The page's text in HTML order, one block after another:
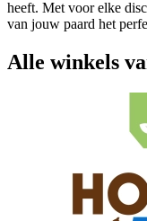
heeft. Met voor elke
van jouw paard het
Alle winkels